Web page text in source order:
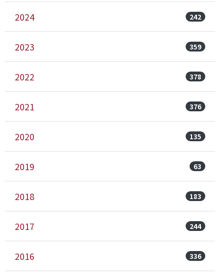
2024 242
2023 359
2022 378
2021 376
2020 135
2019 63
2018 183
2017 244
2016 336